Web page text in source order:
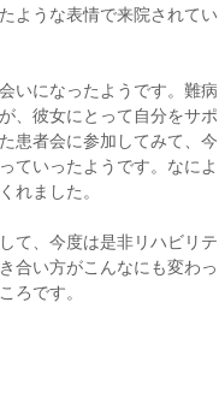
ような表情で来院されてい
いになったようです。難病
、彼女にとって自分をサポ
患者会に参加してみて、今
ていったようです。なによ
れました。
て、今度は是非リハビリテ
合い方がこんなにも変わっ
ろです。